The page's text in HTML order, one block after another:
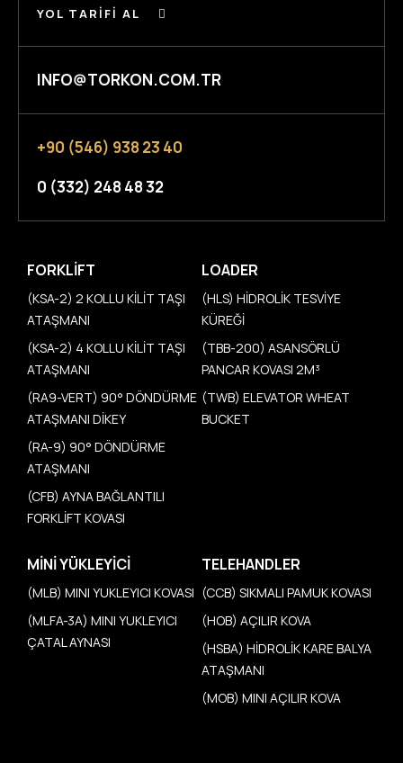
YOL TARIFI AL
INFO@TORKON.COM.TR
+90 (546) 938 23 40
0 (332) 248 48 32
FORKLIFT
(KSA-2) 2 KOLLU KİLİT TAŞI
ATAŞMANI
(KSA-2) 4 KOLLU KİLİT TAŞI
ATAŞMANI
(RA9-VERT) 90° DÖNDÜRME
ATAŞMANI DİKEY
(RA-9) 90° DÖNDÜRME
ATAŞMANI
(CFB) AYNA BAĞLANTILI
FORKLİFT KOVASI
LOADER
(HLS) HİDROLİK TESVİYE
KÜREĞİ
(TBB-200) ASANSÖRLÜ
PANCAR KOVASI 2M³
(TWB) ELEVATOR WHEAT
BUCKET
MINI YÜKLEYICI
(MLB) MINI YUKLEYICI KOVASI
(MLFA-3A) MINI YUKLEYICI
ÇATAL AYNASI
TELEHANDLER
(CCB) SIKMALI PAMUK KOVASI
(HOB) AÇILIR KOVA
(HSBA) HİDROLİK KARE BALYA
ATAŞMANI
(MOB) MINI AÇILIR KOVA